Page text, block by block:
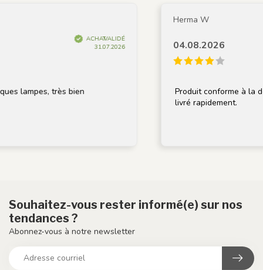
ACHAT VALIDÉ
31.07.2026
lampes, très bien
Herma W
04.08.2026
Produit conforme à la
livré rapidement.
Souhaitez-vous rester informé(e) sur nos
tendances ?
Abonnez-vous à notre newsletter